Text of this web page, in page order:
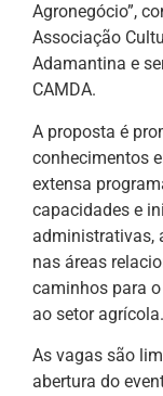
Agronegócio”,
Associação
Adamantina e
CAMDA.
A proposta é
conhecimentos
extensa
capacidades e
administrativas,
nas áreas
caminhos para
ao setor agrícola.
As vagas são
abertura do